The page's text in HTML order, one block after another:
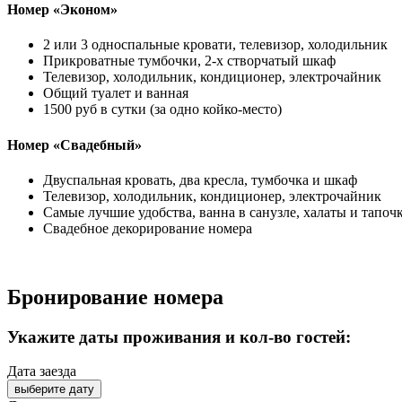
Номер «Эконом»
2 или 3 односпальные кровати, телевизор, холодильник
Прикроватные тумбочки, 2-х створчатый шкаф
Телевизор, холодильник, кондиционер, электрочайник
Общий туалет и ванная
1500 руб в сутки (за одно койко-место)
Номер «Свадебный»
Двуспальная кровать, два кресла, тумбочка и шкаф
Телевизор, холодильник, кондиционер, электрочайник
Самые лучшие удобства, ванна в санузле, халаты и
Свадебное декорирование номера
Бронирование номера
Укажите даты проживания и кол-во гостей:
Дата заезда
выберите дату